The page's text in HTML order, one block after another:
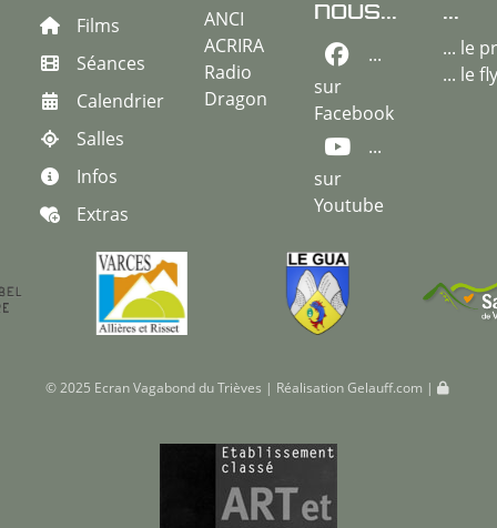
Films
Séances
Calendrier
Salles
Infos
Extras
ANCI
ACRIRA
Radio
Dragon
nous...
...
sur
Facebook
...
sur
Youtube
...
... le
... le
© 2025 Ecran Vagabond du Trièves | Réalisation Gelauff.com